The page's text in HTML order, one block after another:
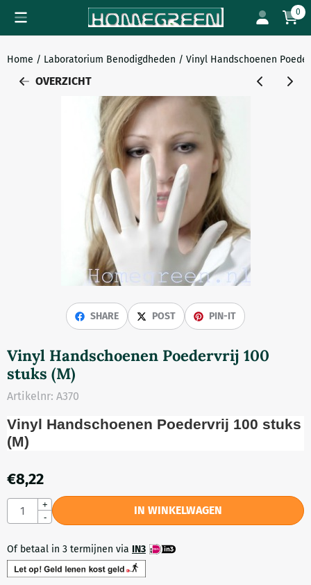
Cookievoorkeuren zijn beschikbaar. Kies instellingen of sta0
Home / Laboratorium Benodigdheden / Vinyl Handschoenen
OVERZICHT
SHARE POST PIN-IT
Vinyl Handschoenen Poedervrij 100
stuks (M)
Artikelnr: A370
Vinyl Handschoenen Poedervrij 100 stuks
(M)
€8,22
Aantal
+
-
IN WINKELWAGEN
Of betaal in 3 termijnen via IN3